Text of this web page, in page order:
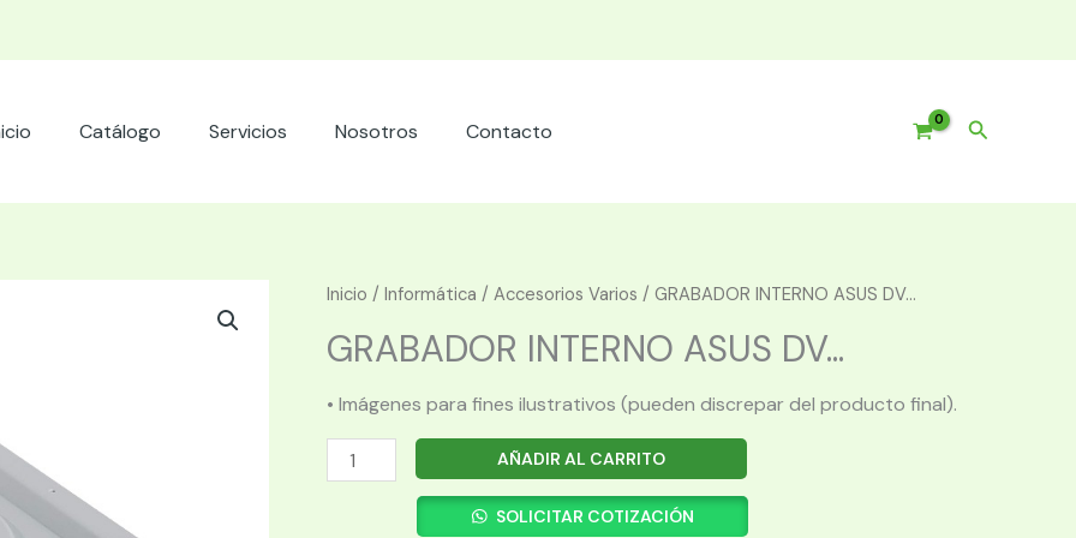
Catálogo Servicios Nosotros Contacto Buscar
Inicio / Informática / Accesorios Varios / GRABADOR INTERNO ASUS DV...
GRABADOR INTERNO ASUS DV...
• Imágenes para fines ilustrativos (pueden discrepar del producto final).
GRABADOR
INTERNO
AÑADIR AL CARRITO
SOLICITAR COTIZACIÓN